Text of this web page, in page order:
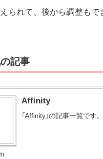
られて、後から調整もで
記事
Affinity
「Affinity」の記事一覧です。